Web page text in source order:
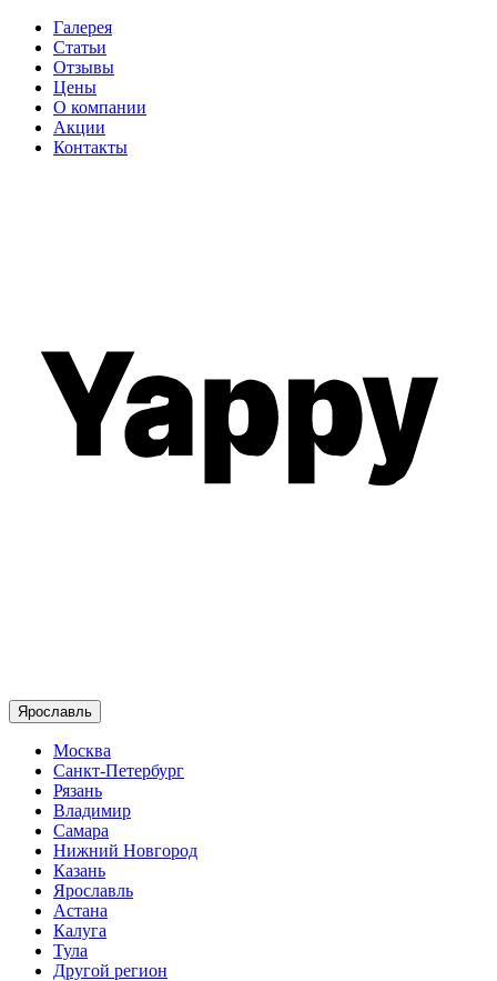
Галерея
Статьи
Отзывы
Цены
О компании
Акции
Контакты
Ярославль
Москва
Санкт-Петербург
Рязань
Владимир
Самара
Нижний Новгород
Казань
Ярославль
Астана
Калуга
Тула
Другой регион